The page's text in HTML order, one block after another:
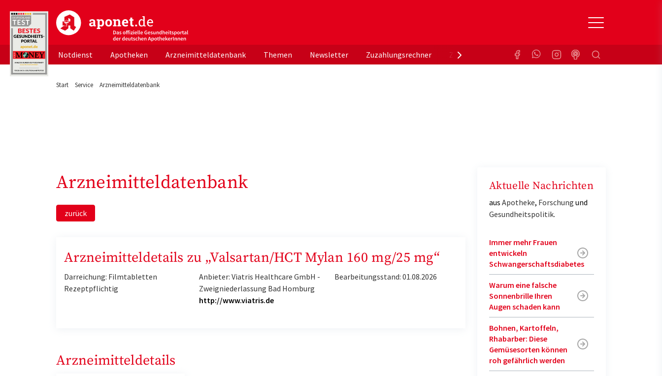
aponet.de - Das offizielle Gesundheitsportal der deutschen ApothekerInnen
Notdienst Apotheken Arzneimitteldatenbank Themen Newsletter Zuzahlungsrechner Zuzahlungsbefreiung KrankenkasseSuchen
Start Service Arzneimitteldatenbank
Arzneimitteldatenbank
zurück
Arzneimitteldetails zu „Valsartan/HCT Mylan 160 mg/25 mg“
Darreichung: Filmtabletten
Rezeptpflichtig
Anbieter: Viatris Healthcare GmbH -
Zweigniederlassung Bad Homburg
http://www.viatris.de
Bearbeitungsstand: 01.08.2026
Arzneimitteldetails
Aktuelle Nachrichten
aus Apotheke, Forschung und
Gesundheitspolitik.
Immer mehr Frauen
entwickeln
Schwangerschaftsdiabetes
Warum eine falsche
Sonnenbrille Ihren
Augen schaden kann
Bohnen, Kartoffeln,
Rhabarber: Diese
Gemüsesorten können
roh gefährlich werden